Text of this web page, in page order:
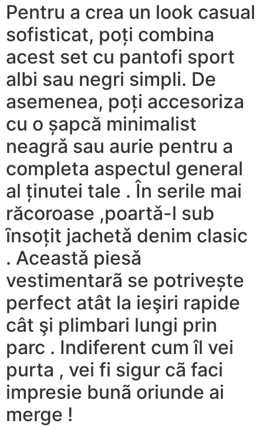
Pentru a crea un look casual
sofisticat, poți combina
acest set cu pantofi sport
albi sau negri simpli. De
asemenea, poți accesoriza
cu o șapcă minimalist
neagrǎ sau aurie pentru a
completa aspectul general
al ținutei tale . În serile mai
răcoroase ,poartǎ-l sub
ȋnsoțit jachetǎ denim clasic
. Aceastǎ piesǎ
vestimentarã se potrivește
perfect atât la ieşiri rapide
cât şi plimbari lungi prin
parc . Indiferent cum îl vei
purta , vei fi sigur cã faci
impresie bunã oriunde ai
merge !